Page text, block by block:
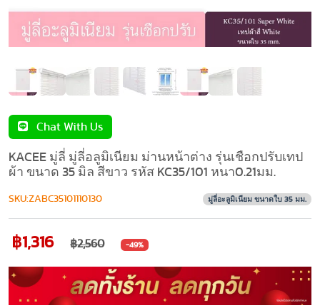
Chat With Us
KACEE มู่ลี่ มู่ลี่อลูมิเนียม ม่านหน้าต่าง รุ่นเชือกปรับเทป
ผ้า ขนาด 35 มิล สีขาว รหัส KC35/101 หนา0.21มม.
SKU:ZABC35101110130 มู่ลี่อะลูมิเนียม ขนาดใบ 35 มม.
฿1,316 ฿2,560 -49%